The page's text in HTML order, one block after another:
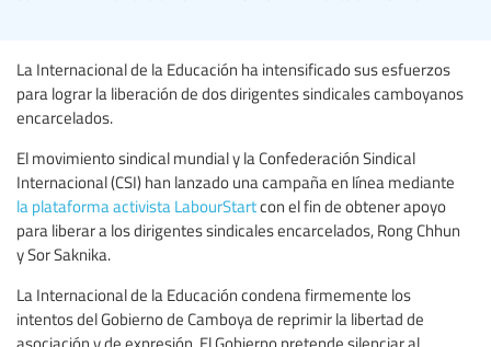
La Internacional de la Educación ha intensificado sus esfuerzos
para lograr la liberación de dos dirigentes sindicales camboyanos
encarcelados.
El movimiento sindical mundial y la Confederación Sindical
Internacional (CSI) han lanzado una campaña en línea mediante
la plataforma activista LabourStartcon el fin de obtener apoyo
para liberar a los dirigentes sindicales encarcelados, Rong Chhun
y Sor Saknika.
La Internacional de la Educación condena firmemente los
intentos del Gobierno de Camboya de reprimir la libertad de
asociación y de expresión. El Gobierno pretende silenciar al